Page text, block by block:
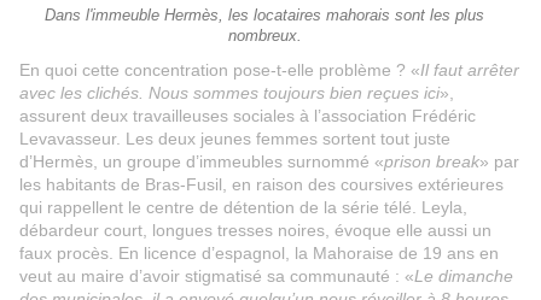
Dans l'immeuble Hermès, les locataires mahorais sont les plus
nombreux.
En quoi cette concentration pose-t-elle problème ? «Il faut arrêter
avec les clichés. Nous sommes toujours bien reçues ici»,
assurent deux travailleuses sociales à l’association Frédéric
Levavasseur. Les deux jeunes femmes sortent tout juste
d’Hermès, un groupe d’immeubles surnommé «prison break» par
les habitants de Bras-Fusil, en raison des coursives extérieures
qui rappellent le centre de détention de la série télé. Leyla,
débardeur court, longues tresses noires, évoque elle aussi un
faux procès. En licence d’espagnol, la Mahoraise de 19 ans en
veut au maire d’avoir stigmatisé sa communauté : «Le dimanche